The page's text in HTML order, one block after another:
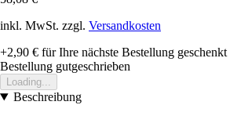
inkl. MwSt. zzgl. Versandkosten
+2,90 € für Ihre nächste Bestellung geschenkt
Bestellung gutgeschrieben
Loading...
Beschreibung